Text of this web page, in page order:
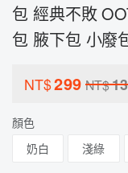
包 經典不敗
包 腋下包 小廢
NT$299 NT$
顏色
奶白
淺綠